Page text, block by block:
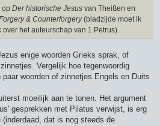
op Der historische Jesus van Theißen en
& Counterforgery(bladzijde moet ik
het auteurschap van 1 Petrus).
enige woorden Grieks sprak, of
Vergelijk hoe tegenwoordig
paar woorden of zinnetjes Engels en Duits
moeilijk aan te tonen. Het argument
gesprekken met Pilatus verwijst, is erg
dat is nog steeds de